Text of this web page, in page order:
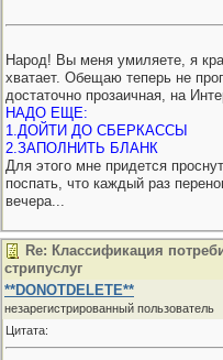
Народ! Вы меня умиляете, я
хватает. Обещаю теперь не
достаточно прозаичная, на
НАДО ЕЩЕ:
1.ДОЙТИ ДО СБЕРКАССЫ
2.ЗАПОЛНИТЬ БЛАНК
Для этого мне придется
поспать, что каждый раз
вечера...
Re: Классификация
стрипуслуг
**DONOTDELETE**
незарегистрированный пользователь
Цитата: